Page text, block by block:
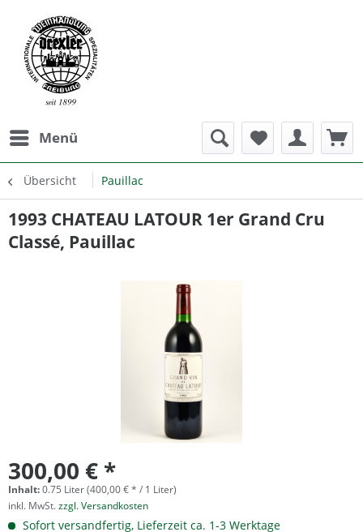
Menü
Übersicht Pauillac
1993 CHATEAU LATOUR 1er Grand Cru
Classé, Pauillac
300,00 € *
Inhalt:0.75 Liter (400,00 € * / 1 Liter)
inkl. MwSt.zzgl. Versandkosten
Sofort versandfertig, Lieferzeit ca. 1-3 Werktage